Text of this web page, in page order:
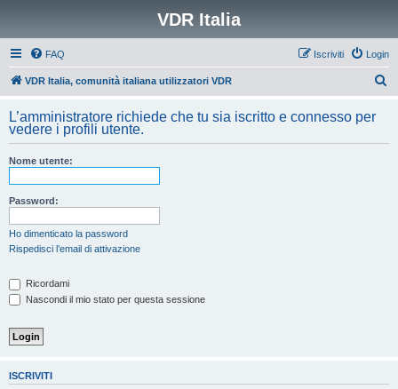
VDR Italia
FAQ Login
Iscriviti
VDR Italia, comunità italiana utilizzatori VDR
c
L’amministratore richiede che tu sia iscritto e connesso per
vedere i profili utente.
Nome utente:
Password:
Ho dimenticato la password
Rispedisci l’email di attivazione
Ricordami
Nascondi il mio stato per questa sessione
ISCRIVITI